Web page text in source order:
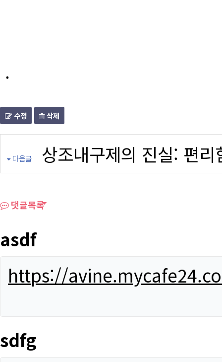
.
수정 삭제
다음글 상조내구제의 진실: 편
댓글목록
asdf
https://
sdfg